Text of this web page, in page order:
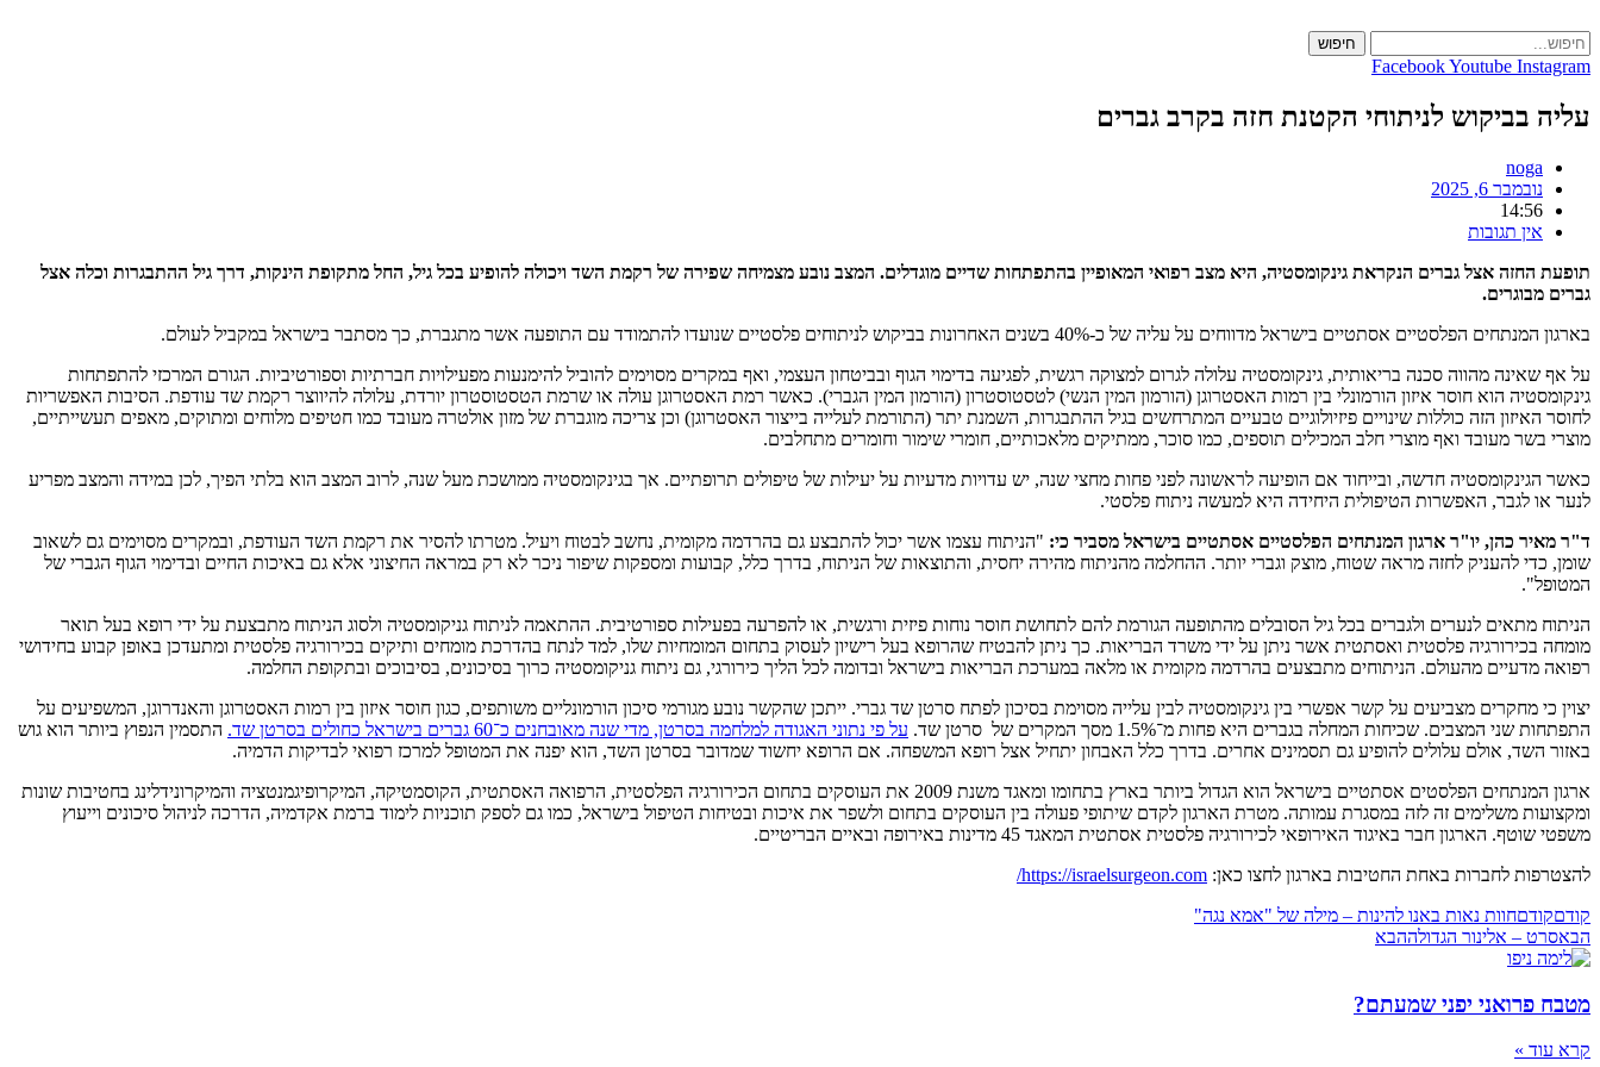
to
content
חיפוש
FacebookYoutube Instagram
עליה בביקוש לניתוחי הקטנת חזה בקרב גברים
noga
נובמבר 6, 2025
14:56
אין תגובות
תופעת החזה אצל גברים הנקראת גינקומסטיה, היא מצב רפואי המאופיין בהתפתחות שדיים מוגדלים. המצב נובע מצמיחה שפירה של רקמת השד ויכולה להופיע בכל גיל, החל מתקופת הינקות, דרך גיל ההתבגרות וכלה אצל
גברים מבוגרים.
בארגון המנתחים הפלסטיים אסתטיים בישראל מדווחים על עליה של כ-40% בשנים האחרונות בביקוש לניתוחים פלסטיים שנועדו להתמודד עם התופעה אשר מתגברת, כך מסתבר בישראל במקביל לעולם.
על אף שאינה מהווה סכנה בריאותית, גינקומסטיה עלולה לגרום למצוקה רגשית, לפגיעה בדימוי הגוף ובביטחון העצמי, ואף במקרים מסוימים להוביל להימנעות מפעילויות חברתיות וספורטיביות. הגורם המרכזי להתפתחות
גינקומסטיה הוא חוסר איזון הורמונלי בין רמות האסטרוגן (הורמון המין הנשי) לטסטוסטרון (הורמון המין הגברי). כאשר רמת האסטרוגן עולה או שרמת הטסטוסטרון יורדת, עלולה להיווצר רקמת שד עודפת. הסיבות האפשריות
לחוסר האיזון הזה כוללות שינויים פיזיולוגיים טבעיים המתרחשים בגיל ההתבגרות, השמנת יתר (התורמת לעלייה בייצור האסטרוגן) וכן צריכה מוגברת של מזון אולטרה מעובד כמו חטיפים מלוחים ומתוקים, מאפים תעשייתיים,
מוצרי בשר מעובד ואף מוצרי חלב המכילים תוספים, כמו סוכר, ממתיקים מלאכותיים, חומרי שימור וחומרים מתחלבים.
כאשר הגינקומסטיה חדשה, ובייחוד אם הופיעה לראשונה לפני פחות מחצי שנה, יש עדויות מדעיות על יעילות של טיפולים תרופתיים. אך בגינקומסטיה ממושכת מעל שנה, לרוב המצב הוא בלתי הפיך, לכן במידה והמצב מפריע
לנער או לגבר, האפשרות הטיפולית היחידה היא למעשה ניתוח פלסטי.
ד"ר מאיר כהן, יו"ר ארגון המנתחים הפלסטיים אסתטיים בישראל מסביר כי: "הניתוח עצמו אשר יכול להתבצע גם בהרדמה מקומית, נחשב לבטוח ויעיל. מטרתו להסיר את רקמת השד העודפת, ובמקרים מסוימים גם לשאוב
שומן, כדי להעניק לחזה מראה שטוח, מוצק וגברי יותר. ההחלמה מהניתוח מהירה יחסית, והתוצאות של הניתוח, בדרך כלל, קבועות ומספקות שיפור ניכר לא רק במראה החיצוני אלא גם באיכות החיים ובדימוי הגוף הגברי של
המטופל".
הניתוח מתאים לנערים ולגברים בכל גיל הסובלים מהתופעה הגורמת להם לתחושת חוסר נוחות פיזית ורגשית, או להפרעה בפעילות ספורטיבית. ההתאמה לניתוח גניקומסטיה ולסוג הניתוח מתבצעת על ידי רופא בעל תואר
מומחה בכירורגיה פלסטית ואסתטית אשר ניתן על ידי משרד הבריאות. כך ניתן להבטיח שהרופא בעל רישיון לעסוק בתחום המומחיות שלו, למד לנתח בהדרכת מומחים ותיקים בכירורגיה פלסטית ומתעדכן באופן קבוע בחידושי
רפואה מדעיים מהעולם. הניתוחים מתבצעים בהרדמה מקומית או מלאה במערכת הבריאות בישראל ובדומה לכל הליך כירורגי, גם ניתוח גניקומסטיה כרוך בסיכונים, בסיבוכים ובתקופת החלמה.
יצוין כי מחקרים מצביעים על קשר אפשרי בין גינקומסטיה לבין עלייה מסוימת בסיכון לפתח סרטן שד גברי. ייתכן שהקשר נובע מגורמי סיכון הורמונליים משותפים, כגון חוסר איזון בין רמות האסטרוגן והאנדרוגן, המשפיעים על
התפתחות שני המצבים. שכיחות המחלה בגברים היא פחות מ־1.5% מסך המקרים של סרטן שד.
על פי נתוני האגודה למלחמה בסרטן, מדי שנה מאובחנים כ־60 גברים בישראל כחולים בסרטן שד.
התסמין הנפוץ ביותר הוא גוש
באזור השד, אולם עלולים להופיע גם תסמינים אחרים. בדרך כלל האבחון יתחיל אצל רופא המשפחה. אם הרופא יחשוד שמדובר בסרטן השד, הוא יפנה את המטופל למרכז רפואי לבדיקות הדמיה.
ארגון המנתחים הפלסטים אסתטיים בישראל הוא הגדול ביותר בארץ בתחומו ומאגד משנת 2009 את העוסקים בתחום הכירורגיה הפלסטית, הרפואה האסתטית, הקוסמטיקה, המיקרופיגמנטציה והמיקרונידלינג בחטיבות שונות
ומקצועות משלימים זה לזה במסגרת עמותה. מטרת הארגון לקדם שיתופי פעולה בין העוסקים בתחום ולשפר את איכות ובטיחות הטיפול בישראל, כמו גם לספק תוכניות לימוד ברמת אקדמיה, הדרכה לניהול סיכונים וייעוץ
משפטי שוטף. הארגון חבר באיגוד האירופאי לכירורגיה פלסטית אסתטית המאגד 45 מדינות באירופה ובאיים הבריטיים.
להצטרפות לחברות באחת החטיבות בארגון לחצו כאן: https://israelsurgeon.com/
קודםקודםחוות נאות באנו להינות – מילה של "אמא נגה"
הבאסרט – אלינור הגדולההבא
מטבח פרואני יפני שמעתם?
קרא עוד »